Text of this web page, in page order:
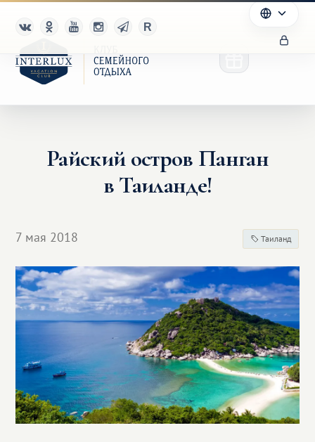
Клуб
Преимущества
Партнерам
Благотворительность
Райский остров Панган
в Таиланде!
7 мая 2018 Таиланд